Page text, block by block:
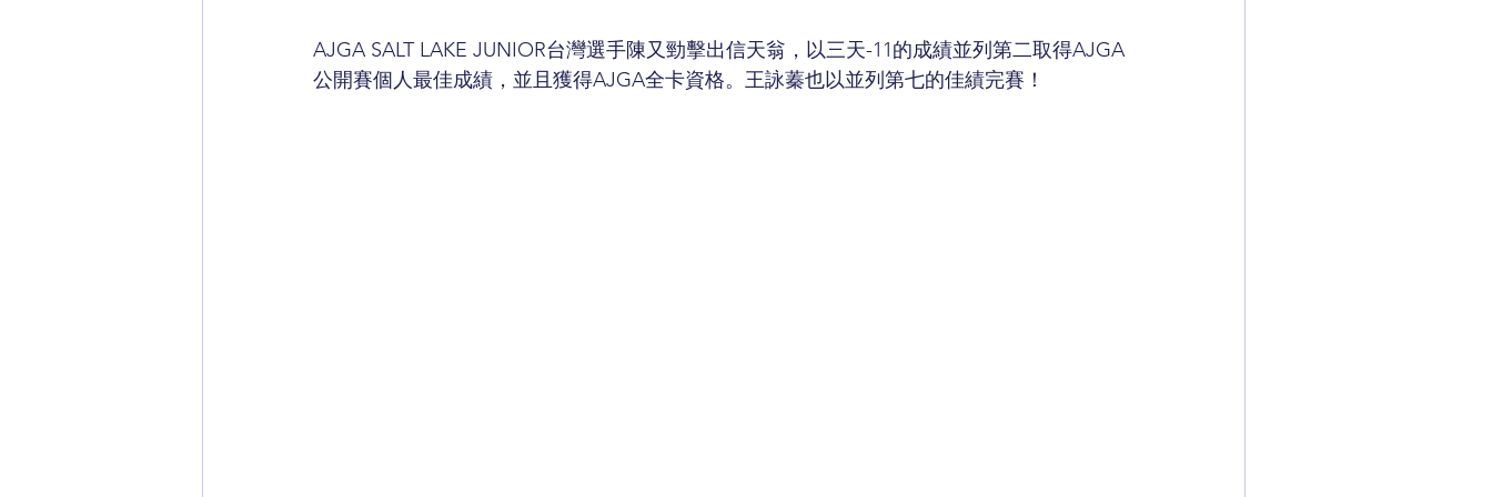
AJGA SALT LAKE JUNIOR台灣選手陳又勁擊出信天翁，以三天-11的成績並列第二取得AJGA
公開賽個人最佳成績，並且獲得AJGA全卡資格。王詠蓁也以並列第七的佳績完賽！